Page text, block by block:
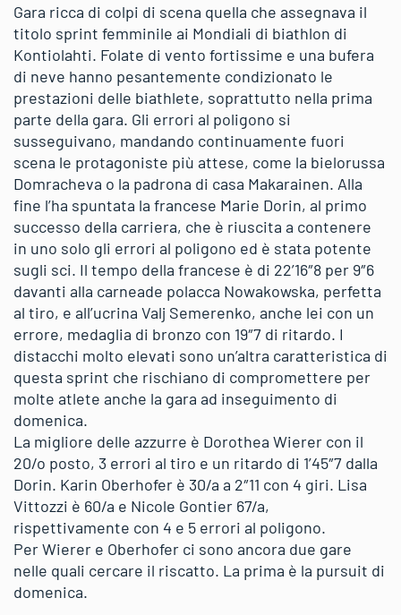
Gara ricca di colpi di scena quella che assegnava il
titolo sprint femminile ai Mondiali di biathlon di
Kontiolahti. Folate di vento fortissime e una bufera
di neve hanno pesantemente condizionato le
prestazioni delle biathlete, soprattutto nella prima
parte della gara. Gli errori al poligono si
susseguivano, mandando continuamente fuori
scena le protagoniste più attese, come la bielorussa
Domracheva o la padrona di casa Makarainen. Alla
fine l’ha spuntata la francese Marie Dorin, al primo
successo della carriera, che è riuscita a contenere
in uno solo gli errori al poligono ed è stata potente
sugli sci. Il tempo della francese è di 22’16″8 per 9″6
davanti alla carneade polacca Nowakowska, perfetta
al tiro, e all’ucrina Valj Semerenko, anche lei con un
errore, medaglia di bronzo con 19″7 di ritardo. I
distacchi molto elevati sono un’altra caratteristica di
questa sprint che rischiano di compromettere per
molte atlete anche la gara ad inseguimento di
domenica.
La migliore delle azzurre è Dorothea Wierer con il
20/o posto, 3 errori al tiro e un ritardo di 1’45″7 dalla
Dorin. Karin Oberhofer è 30/a a 2″11 con 4 giri. Lisa
Vittozzi è 60/a e Nicole Gontier 67/a,
rispettivamente con 4 e 5 errori al poligono.
Per Wierer e Oberhofer ci sono ancora due gare
nelle quali cercare il riscatto. La prima è la pursuit di
domenica.